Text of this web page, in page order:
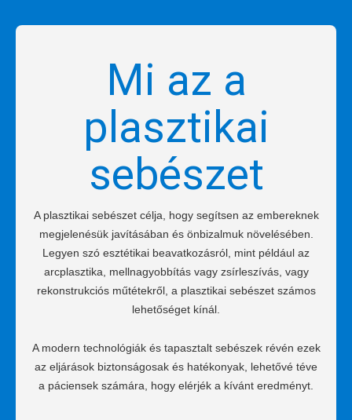
Mi az a
plasztikai
sebészet
A plasztikai sebészet célja, hogy segítsen az embereknek
megjelenésük javításában és önbizalmuk növelésében.
Legyen szó esztétikai beavatkozásról, mint például az
arcplasztika, mellnagyobbítás vagy zsírleszívás, vagy
rekonstrukciós műtétekről, a plasztikai sebészet számos
lehetőséget kínál.
A modern technológiák és tapasztalt sebészek révén ezek
az eljárások biztonságosak és hatékonyak, lehetővé téve
a páciensek számára, hogy elérjék a kívánt eredményt.